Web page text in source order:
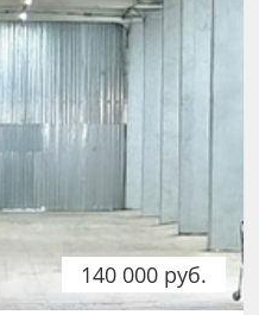
140 000 руб.